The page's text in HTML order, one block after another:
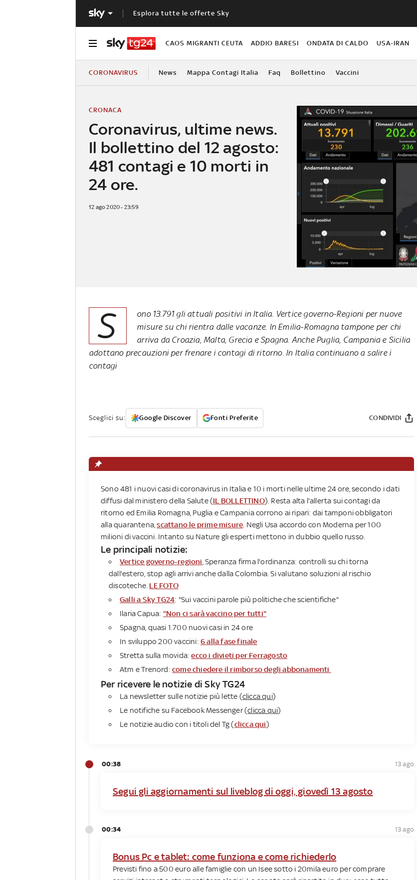
Esplora tutte le offerte Sky
CAOS MIGRANTI CEUTA ADDIO BARESI ONDATA DI CALDO USA-IRAN
CORONAVIRUS News Mappa Contagi Italia Faq Bollettino Vaccini
Coronavirus, ultime news.
Il bollettino del 12 agosto:
481 contagi e 10 morti in
24 ore.
CRONACA
12 ago 2020 - 23:59
S
ono 13.791 gli attuali positivi in Italia. Vertice governo-Regioni per nuove
misure su chi rientra dalle vacanze. In Emilia-Romagna tampone per chi
arriva da Croazia, Malta, Grecia e Spagna. Anche Puglia, Campania e Sicilia
adottano precauzioni per frenare i contagi di ritorno. In Italia continuano a salire i
contagi
Sceglici su: Google Discover Fonti Preferite CONDIVIDI
Sono 481 i nuovi casi di coronavirus in Italia e 10 i morti nelle ultime 24 ore, secondo i dati
diffusi dal ministero della Salute (IL BOLLETTINO). Resta alta l'allerta sui contagi da
ritorno ed Emilia Romagna, Puglia e Campania corrono ai ripari: dai tamponi obbligatori
alla quarantena,scattano le prime misure . Negli Usa accordo con Moderna per 100
milioni di vaccini. Intanto su Nature gli esperti mettono in dubbio quello russo.
Le principali notizie:​
Vertice governo-regioni , Speranza firma l'ordinanza: controlli su chi torna
dall'estero, stop agli arrivi anche dalla Colombia. Si valutano soluzioni al rischio
discoteche. LE FOTO
Galli a Sky TG24: "Sui vaccini parole più politiche che scientifiche"
Ilaria Capua: "Non ci sarà vaccino per tutti"
Spagna, quasi 1.700 nuovi casi in 24 ore
In sviluppo 200 vaccini: 6 alla fase finale
Stretta sulla movida:ecco i divieti per Ferragosto
Atm e Trenord: come chiedere il rimborso degli abbonamenti
Per ricevere le notizie di Sky TG24
La newsletter sulle notizie più lette (clicca qui)
Le notifiche su Facebook Messenger (clicca qui)
Le notizie audio con i titoli del Tg (clicca qui)
00:38 13 ago
Segui gli aggiornamenti sul liveblog di oggi, giovedì 13 agosto
00:34 13 ago
Bonus Pc e tablet: come funziona e come richiederlo
Previsti fino a 500 euro alle famiglie con un Isee sotto i 20mila euro per comprare